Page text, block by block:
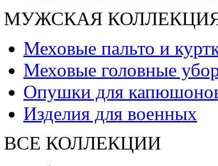
МУЖСКАЯ
Меховые пальто и
Меховые головные
Опушки для
Изделия для военных
ВСЕ КОЛЛЕКЦИИ